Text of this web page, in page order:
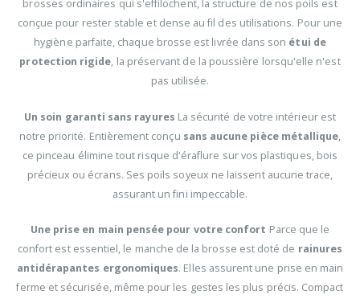
brosses ordinaires qui s'effilochent, la structure de nos poils est
conçue pour rester stable et dense au fil des utilisations. Pour une
hygiène parfaite, chaque brosse est livrée dans son étui de
protection rigide, la préservant de la poussière lorsqu'elle n'est
pas utilisée.
Un soin garanti sans rayures La sécurité de votre intérieur est
notre priorité. Entièrement conçu sans aucune pièce métallique,
ce pinceau élimine tout risque d'éraflure sur vos plastiques, bois
précieux ou écrans. Ses poils soyeux ne laissent aucune trace,
assurant un fini impeccable.
Une prise en main pensée pour votre confort Parce que le
confort est essentiel, le manche de la brosse est doté de rainures
antidérapantes ergonomiques. Elles assurent une prise en main
ferme et sécurisée, même pour les gestes les plus précis. Compact